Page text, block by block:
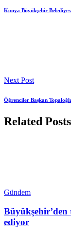
Konya Büyükşehir
Next Post
Öğrenciler Başkan
Related Posts
Gündem
Büyükşehir’den
ediyor